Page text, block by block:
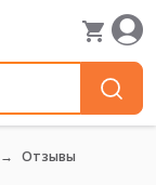
Отзывы